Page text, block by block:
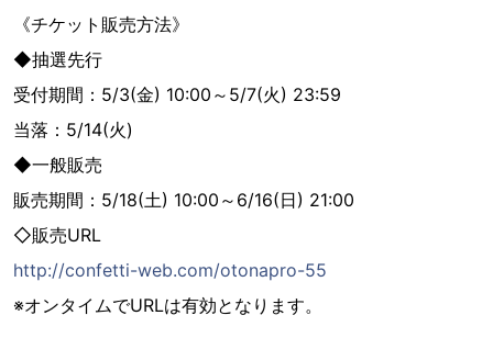
《チケット販売方法》
◆抽選先行
受付期間：5/3(金) 10:00～5/7(火) 23:59
当落：5/14(火)
◆一般販売
販売期間：5/18(土) 10:00～6/16(日) 21:00
◇販売URL
http://confetti-web.com/otonapro-55
※オンタイムでURLは有効となります。